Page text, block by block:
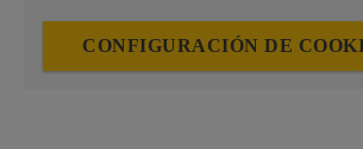
CONFIGURACIÓN DE